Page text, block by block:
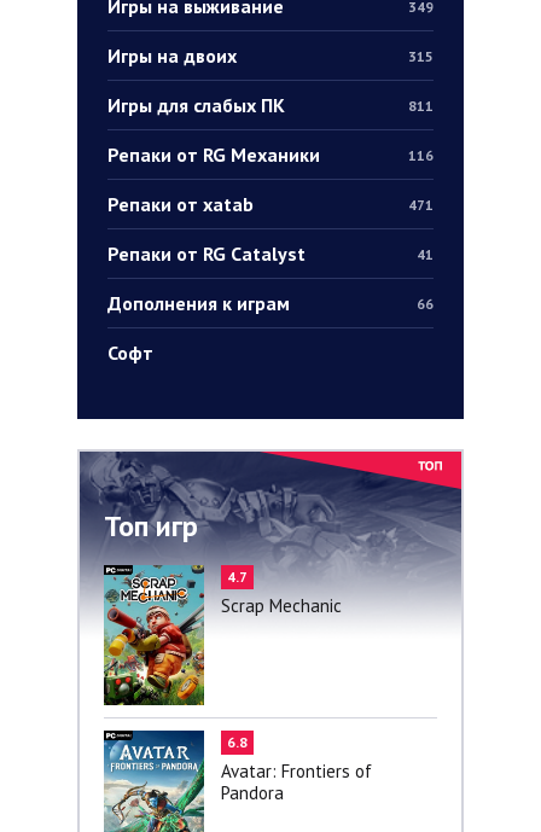
Игры на выживание 349
Игры на двоих 315
Игры для слабых ПК 811
Репаки от RG Механики 116
Репаки от xatab 471
Репаки от RG Catalyst 41
Дополнения к играм 66
Софт
Топ игр
4.7
Scrap Mechanic
6.8
Avatar: Frontiers of
Pandora